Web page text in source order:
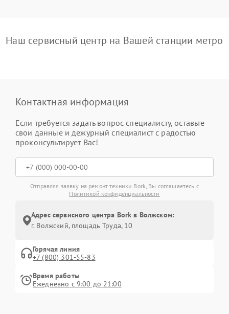
Наш сервисный центр на Вашей станции метро
Контактная информация
Если требуется задать вопрос специалисту, оставьте
свои данные и дежурный специалист с радостью
проконсультирует Вас!
Отправляя заявку на ремонт техники Bork, Вы соглашаетесь с
Политикой конфиденциальности
Адрес сервисного центра Bork в Волжском:
г. Волжский, площадь Труда, 10
Горячая линия
+7 (800) 301-55-83
Время работы
Ежедневно с 9:00 до 21:00